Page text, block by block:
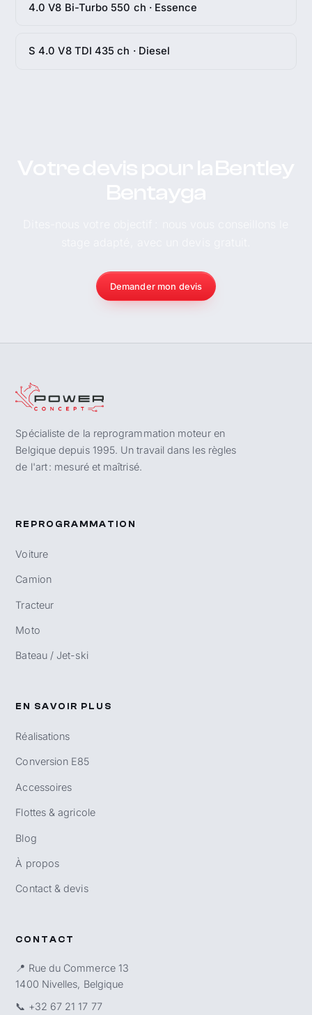
4.0 V8 Bi-Turbo 550 ch · Essence
S 4.0 V8 TDI 435 ch · Diesel
Demander mon devis
Spécialiste de la reprogrammation moteur en
Belgique depuis 1995. Un travail dans les règles
de l'art : mesuré et maîtrisé.
REPROGRAMMATION
Voiture
Camion
Tracteur
Moto
Bateau / Jet-ski
EN SAVOIR PLUS
Réalisations
Conversion E85
Accessoires
Flottes & agricole
Blog
À propos
Contact & devis
CONTACT
📍 Rue du Commerce 13
1400 Nivelles, Belgique
📞 +32 67 21 17 77